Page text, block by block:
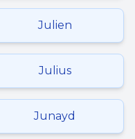
Julien
Julius
Junayd